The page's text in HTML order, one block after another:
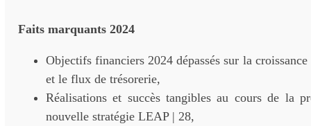
Faits marquants 2024
Objectifs financiers 2024 dépassés sur la
et le flux de trésorerie,
Réalisations et succès tangibles au cours de la
nouvelle stratégie LEAP | 28,